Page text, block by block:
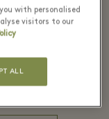
with personalised
visitors to our
ALL